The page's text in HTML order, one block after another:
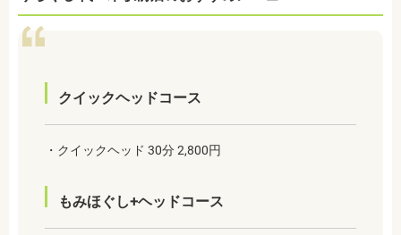
クイックヘッドコース
・クイックヘッド 30分 2,800円
もみほぐし+ヘッドコース